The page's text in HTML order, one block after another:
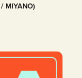
MIYANO)